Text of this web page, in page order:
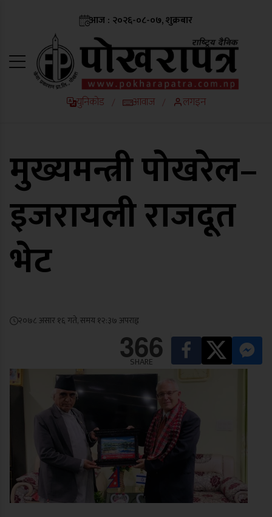
आज : २०२६-०८-०७, शुक्रबार
युनिकोड / आवाज / लगइन
मुख्यमन्त्री पोखरेल–
इजरायली राजदूत
भेट
२०७८ असार १६ गते, समय १२:३७ अपराह्न
366
SHARE